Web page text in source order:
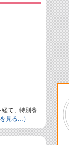
て、特別養
を見る…）